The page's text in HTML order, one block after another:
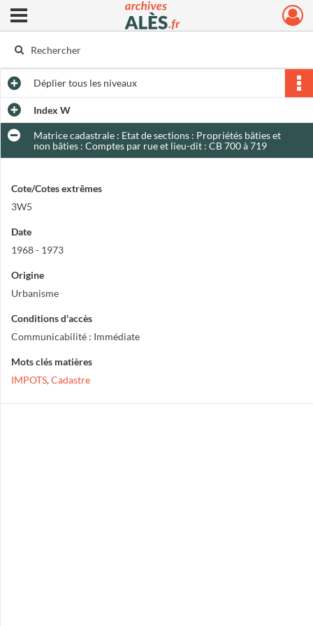
Archives municipales d'Alès
Ouvrir le menu déroulant
Dépliertous les niveaux
Index W
Matrice cadastrale : Etat de sections : Propriétés bâties et
non bâties : Comptes par rue et lieu-dit : CB 700 à 719
Cote/Cotes extrêmes
3W5
Date
1968 - 1973
Origine
Urbanisme
Conditions d'accès
Communicabilité : Immédiate
Mots clés matières
IMPOTS,Cadastre